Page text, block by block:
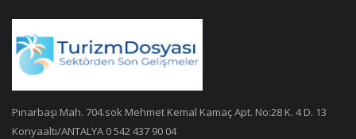
Pınarbaşı Mah. 704.sok Mehmet Kemal Kamaç Apt. No:28 K. 4 D. 13
Konyaaltı/ANTALYA 0 542 437 90 04